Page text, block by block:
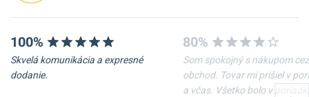
100%
Skvelá komunikácia a expresné
dodanie.
80%
Som spokojný s nákupom cez
obchod. Tovar mi prišiel v
a včas. Všetko bolo v